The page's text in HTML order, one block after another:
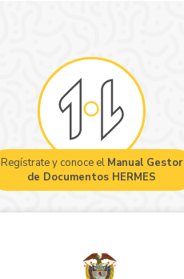
Regístrate y conoce el Manual Gestor
de Documentos HERMES